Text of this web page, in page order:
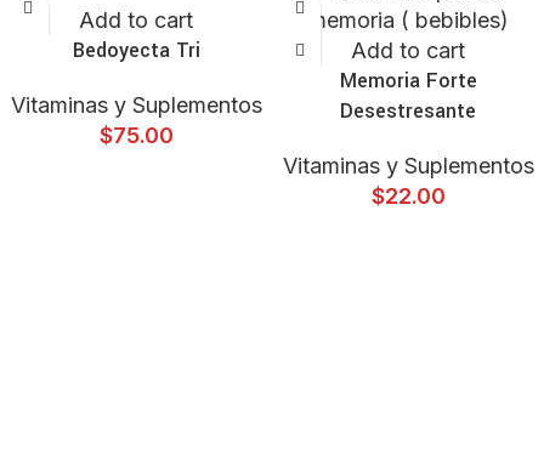
Add to cart
Bedoyecta Tri
Vitaminas y Suplementos
$75.00
Add to cart
Memoria Forte
Desestresante
Vitaminas y Suplementos
$22.00